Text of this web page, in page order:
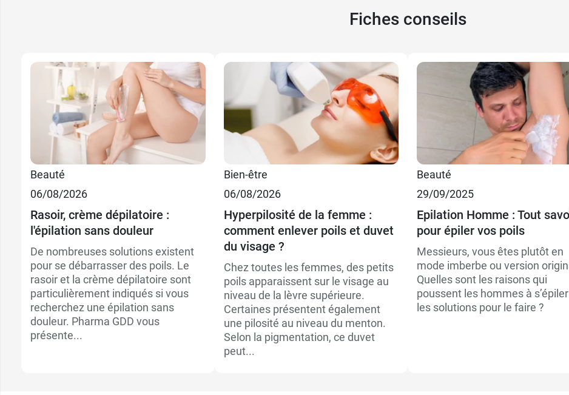
Fiches conseils
Beauté
06/08/2026
Rasoir, crème dépilatoire :
l'épilation sans douleur
De nombreuses solutions existent
pour se débarrasser des poils. Le
rasoir et la crème dépilatoire sont
particulièrement indiqués si vous
recherchez une épilation sans
douleur. Pharma GDD vous
présente...
Bien-être
06/08/2026
Hyperpilosité de la femme :
comment enlever poils et duvet
du visage ?
Chez toutes les femmes, des petits
poils apparaissent sur le visage au
niveau de la lèvre supérieure.
Certaines présentent également
une pilosité au niveau du menton.
Selon la pigmentation, ce duvet
peut...
Beauté
29/09/2025
Epilation Homme : Tout
pour épiler vos poils
Messieurs, vous êtes plutôt en
mode imberbe ou version
Quelles sont les raisons qui
poussent les hommes à
les solutions pour le faire ?